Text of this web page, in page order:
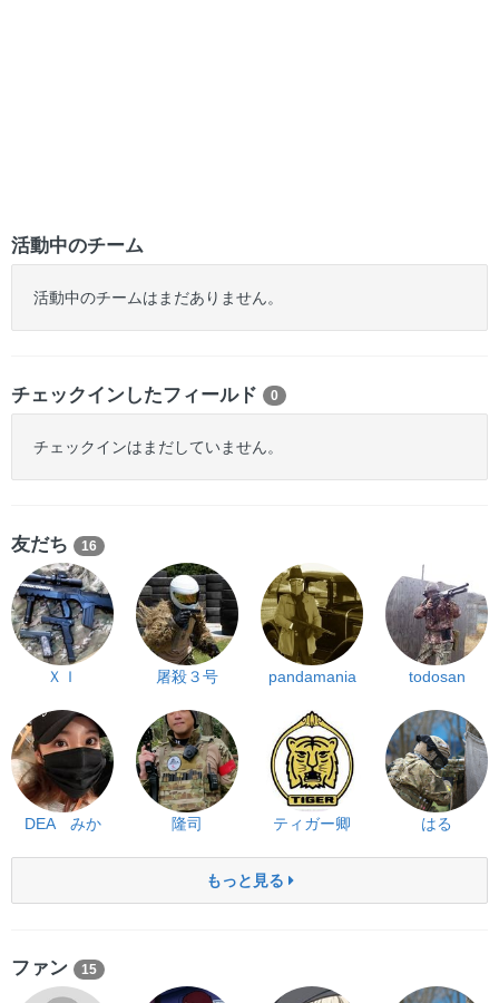
活動中のチーム
活動中のチームはまだありません。
チェックインしたフィールド 0
チェックインはまだしていません。
友だち 16
ＸＩ 屠殺３号 pandamania todosan
DEA みか 隆司 ティガー卿 はる
もっと見る
ファン 15